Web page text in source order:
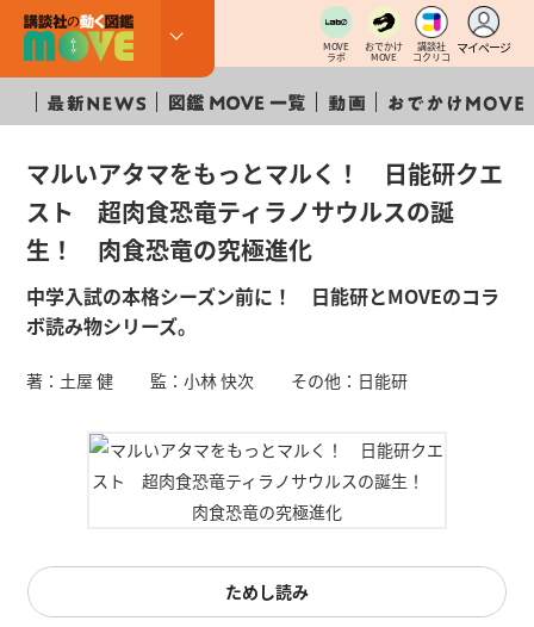
MOVE
ラボ
おでかけ
MOVE
講談社
コクリコ
マイページ
マルいアタマをもっとマルく！ 日能研クエ
スト 超肉食恐竜ティラノサウルスの誕
生！ 肉食恐竜の究極進化
中学入試の本格シーズン前に！ 日能研とMOVEのコラ
ボ読み物シリーズ。
著：土屋 健 監：小林 快次 その他：日能研
ためし読み